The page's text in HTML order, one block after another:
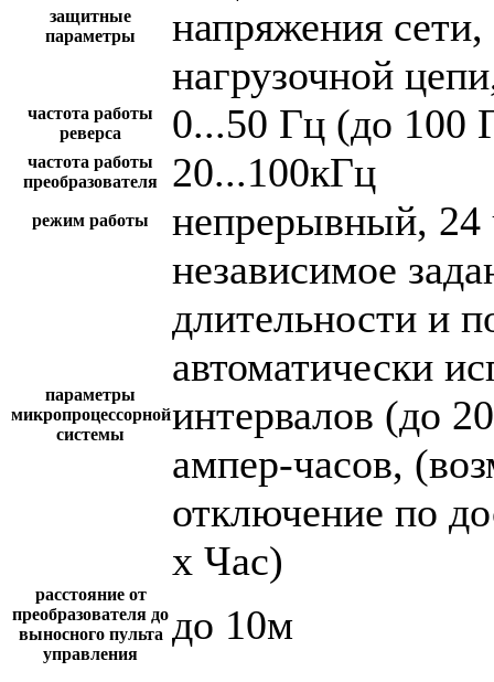
защитные
параметры
напряжения
нагрузочной
частота работы
реверса
0...50 Гц (до 100
частота работы
преобразователя
20...100кГц
режим работы непрерывный, 24
параметры
микропроцессорной
системы
независимое
длительности и
автоматически
интервалов (до
ампер-часов,
отключение по
х Час)
расстояние от
преобразователя до
выносного пульта
управления
до 10м